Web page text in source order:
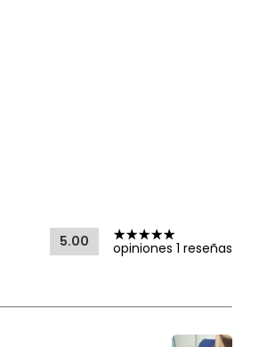
5.00 opiniones 1 reseñas